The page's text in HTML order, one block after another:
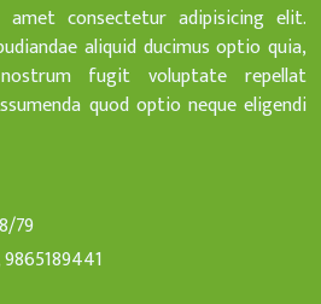
consectetur adipisicing elit.
aliquid ducimus optio quia,
nostrum fugit voluptate repellat
quod optio neque eligendi
79